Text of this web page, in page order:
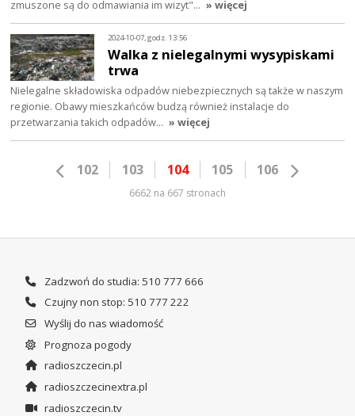
zmuszone są do odmawiania im wizyt"… » więcej
2024-10-07, godz. 13:56
Walka z nielegalnymi wysypiskami
trwa
Nielegalne składowiska odpadów niebezpiecznych są także w naszym
regionie. Obawy mieszkańców budzą również instalacje do
przetwarzania takich odpadów… » więcej
102 103 104 105 106
6662 na 667 stronach
Zadzwoń do studia: 510 777 666
Czujny non stop: 510 777 222
Wyślij do nas wiadomość
Prognoza pogody
radioszczecin.pl
radioszczecinextra.pl
radioszczecin.tv